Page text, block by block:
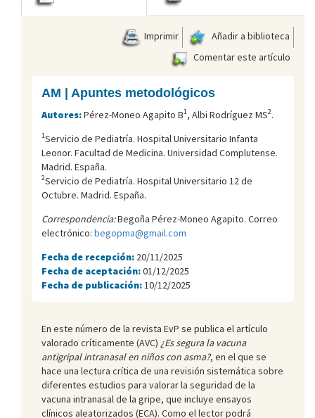
Imprimir
Añadir a biblioteca
Comentar este artículo
AM | Apuntes metodológicos
Autores:Pérez-Moneo Agapito B1, Albi Rodríguez MS2.
1Servicio de Pediatría. Hospital Universitario Infanta
Leonor. Facultad de Medicina. Universidad Complutense.
Madrid. España.
2Servicio de Pediatría. Hospital Universitario 12 de
Octubre. Madrid. España.
Correspondencia:Begoña Pérez-Moneo Agapito. Correo
electrónico: begopma@gmail.com
Fecha de recepción: 20/11/2025
Fecha de aceptación:01/12/2025
Fecha de publicación: 10/12/2025
En este número de la revista EvP se publica el artículo
valorado críticamente (AVC) ¿Es segura la vacuna
antigripal intranasal en niños con asma?, en el que se
hace una lectura crítica de una revisión sistemática sobre
diferentes estudios para valorar la seguridad de la
vacuna intranasal de la gripe, que incluye ensayos
clínicos aleatorizados (ECA). Como el lector podrá